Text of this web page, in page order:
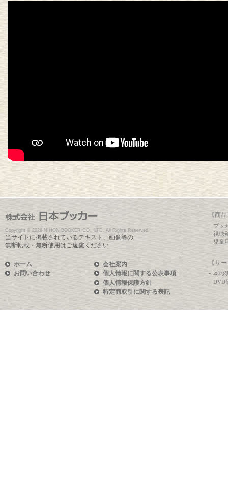
Copyright © 2026 NIHON BOOKER CO., LTD. All Rights Reserved.
当サイトに掲載されているテキスト、画像等の
無断転載・無断使用はご遠慮ください
ホーム
お問い合わせ
会社案内
個人情報に関する公表事項
個人情報保護方針
特定商取引に関する表記
【商
ブッ
視聴
児童
【サ
本の
DVD